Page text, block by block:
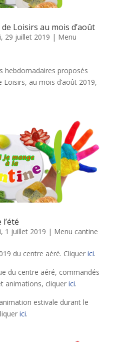
Loisirs au mois d’août
29 juillet 2019 | Menu
hebdomadaires proposés
au mois d’août 2019,
1 juillet 2019 | Menu cantine
du centre aéré. Cliquer ici.
du centre aéré, commandés
animations, cliquer ici.
estivale durant le
ici.